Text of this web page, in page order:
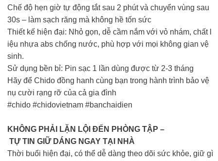
Chế độ hẹn giờ tự động tắt sau 2 phút và chuyển vùng sau
30s – làm sạch răng mà không hề tốn sức
Thiết kế hiện đại: Nhỏ gọn, dễ cầm nắm với vỏ nhám, chất l
iệu nhựa abs chống nước, phù hợp với mọi không gian vệ
sinh.
Sử dụng bền bỉ: Pin sạc 1 lần dùng được từ 2-3 tháng
Hãy để Chido đồng hanh cùng bạn trong hành trình bảo vệ
nụ cười rạng rỡ của cả gia đình
#chido #chidovietnam #banchaidien
KHÔNG PHẢI LẶN LỘI ĐẾN PHÒNG TẬP –
TỰ TIN GIỮ DÁNG NGAY TẠI NHÀ
Thời buổi hiện đại, có thể dễ dàng theo dõi sức khỏe, giữ gì